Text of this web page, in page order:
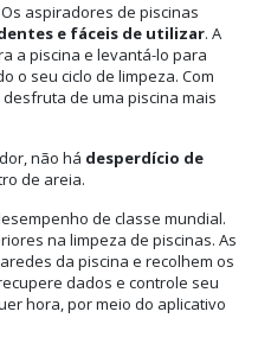
Os aspiradores de piscinas
e fáceis de utilizar. A
a piscina e levantá-lo para
o seu ciclo de limpeza. Com
desfruta de uma piscina mais
não há desperdício de
de areia.
de classe mundial.
na limpeza de piscinas. As
da piscina e recolhem os
dados e controle seu
hora, por meio do aplicativo